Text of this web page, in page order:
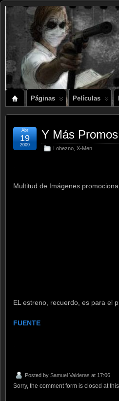
Páginas Películas
Y Más
Lobezno X-Men
Abr
19
2009
Multitud de Imágenes
EL estreno, recuerdo, es para el
FUENTE
Posted by Samuel Valderas at 17:06
Sorry, the comment form is closed at